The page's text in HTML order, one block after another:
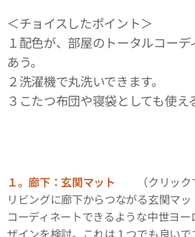
＜チョイスしたポイント＞
１配色が、部屋のトータルコー
あう。
２洗濯機で丸洗いできます。
３こたつ布団や寝袋としても使え
１。廊下：玄関マット （クリック
リビングに廊下からつながる玄関マ
コーディネートできるような中世ヨ